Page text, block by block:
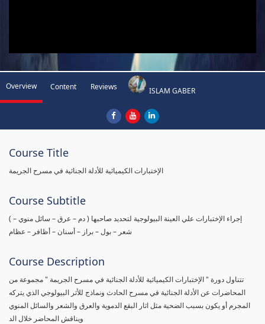
Overview Content Reviews ISLAM GABER
Course Title
الإختبارات الكيميائية للأدلة الجنائية في مسرح الجريمة
Course Subtitle
( إجراء الإختبارات علي العينة البيولوجية لتحديد صاحبها ( دم – عرق – سائل منوي –
شعر – بول – براز – أسنان – أظافر – عظام
Course Description
تتناول دورة " الإختبارات الكيميائية للأدلة الجنائية في مسرح الجريمة " مجموعة من
المحاضرات عن الأدلة الجنائية في مسرح الحادث ونماذج للأثر البيولوجي الذي يتركه
المجرم أو يكون بسبب الضحية مثل اثار البقع الدموية والعرق والشعر والسائل المنوي
ويناقش المحاضر خلال الد